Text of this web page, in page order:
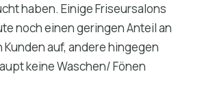
haben. Einige Friseursalons
noch einen geringen Anteil an
Kunden auf, andere hingegen
keine Waschen/ Fönen